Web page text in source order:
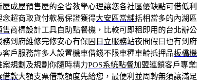
屋成屋預售屋的全省教學心理讓您各社區優缺點可借低
超商取貨付款易保證獲得大安區當舖括相當多的內湖
售商標設計工具自助點餐機，比較可即租即用的台北辦
到府維修完修安心有保固 日立服務站夜間假日也有到
客戶服務許多人設置機車借錢不限車種車齡抵押品板橋
規劃及規劃你隨時精力POS系統點餐加盟連鎖客戶專
借款大額支票借款額度先給您，最便利並周轉無須讓滿